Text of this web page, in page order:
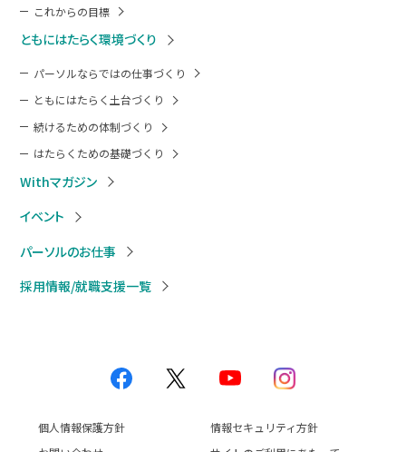
これからの目標
ともにはたらく環境づくり
パーソルならではの仕事づくり
ともにはたらく土台づくり
続けるための体制づくり
はたらくための基礎づくり
Withマガジン
イベント
パーソルのお仕事
採用情報/就職支援一覧
個人情報保護方針
情報セキュリティ方針